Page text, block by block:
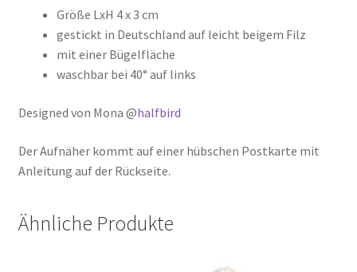
Größe LxH 4 x 3 cm
gestickt in Deutschland auf leicht beigem Filz
mit einer Bügelfläche
waschbar bei 40° auf links
Designed von Mona @halfbird
Der Aufnäher kommt auf einer hübschen Postkarte mit
Anleitung auf der Rückseite.
Ähnliche Produkte